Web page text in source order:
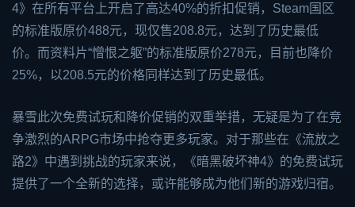
4》在所有平台上开启了高达40%的折扣促销，Steam国区
的标准版原价488元，现仅售208.8元，达到了历史最低
价。而资料片“憎恨之躯”的标准版原价278元，目前也降价
25%，以208.5元的价格同样达到了历史最低。
暴雪此次免费试玩和降价促销的双重举措，无疑是为了在竞
争激烈的ARPG市场中抢夺更多玩家。对于那些在《流放之
路2》中遇到挑战的玩家来说，《暗黑破坏神4》的免费试玩
提供了一个全新的选择，或许能够成为他们新的游戏归宿。